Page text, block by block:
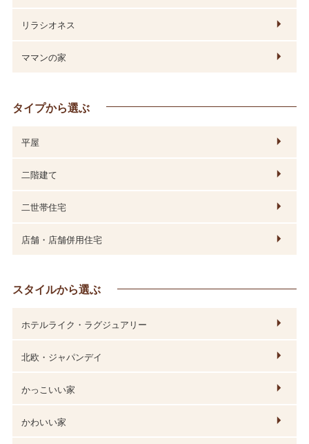
リラシオネス
ママンの家
タイプから選ぶ
平屋
二階建て
二世帯住宅
店舗・店舗併用住宅
スタイルから選ぶ
ホテルライク・ラグジュアリー
北欧・ジャパンデイ
かっこいい家
かわいい家